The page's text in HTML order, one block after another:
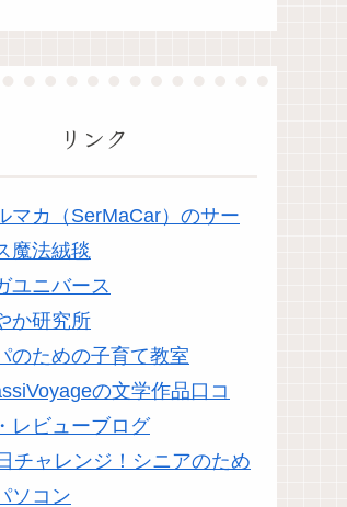
リンク
マカ（SerMaCar）のサー
魔法絨毯
ユニバース
か研究所
のための子育て教室
の文学作品口コ
レビューブログ
チャレンジ！シニアのため
ソコン